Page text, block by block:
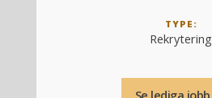
TYPE:
Rekrytering